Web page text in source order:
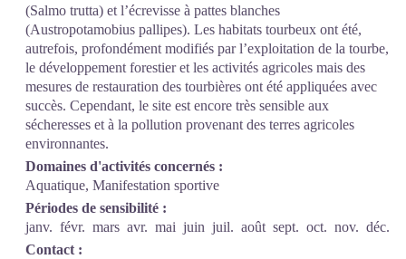
(Salmo trutta) et l’écrevisse à pattes blanches
(Austropotamobius pallipes). Les habitats tourbeux ont été,
autrefois, profondément modifiés par l’exploitation de la tourbe,
le développement forestier et les activités agricoles mais des
mesures de restauration des tourbières ont été appliquées avec
succès. Cependant, le site est encore très sensible aux
sécheresses et à la pollution provenant des terres agricoles
environnantes.
Domaines d'activités concernés :
Aquatique, Manifestation sportive
Périodes de sensibilité :
janv. févr. mars avr. mai juin juil. août sept. oct. nov. déc.
Contact :